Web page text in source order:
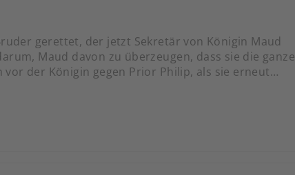
gerettet, der jetzt Sekretär von Königin Maud
Maud davon zu überzeugen, dass sie die ganze
der Königin gegen Prior Philip, als sie erneut